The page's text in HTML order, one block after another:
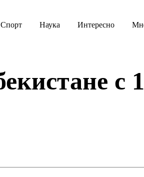
Спорт Наука Интересно
с